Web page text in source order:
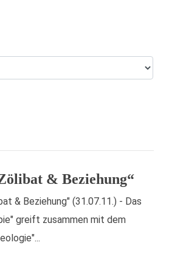
& Beziehung“
& Beziehung" (31.07.11.) - Das
greift zusammen mit dem